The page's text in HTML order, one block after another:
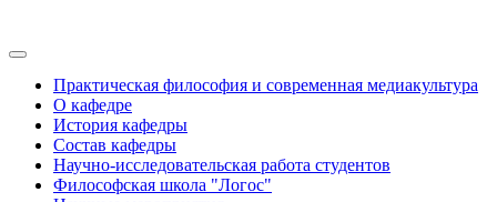
Практическая философия и современная медиакультура
О кафедре
История кафедры
Состав кафедры
Научно-исследовательская работа студентов
Философская школа "Логос"